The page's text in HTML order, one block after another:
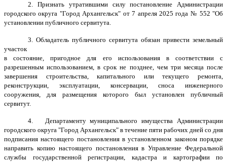
2. Признать утратившими силу постановление Администрации
городского округа "Город Архангельск" от 7 апреля 2025 года № 552 "Об
установлении публичного сервитута.
3. Обладатель публичного сервитута обязан привести земельный
участок
в состояние, пригодное для его использования в соответствии с
разрешенным использованием, в срок не позднее, чем три месяца после
завершения строительства, капитального или текущего ремонта,
реконструкции, эксплуатации, консервации, сноса инженерного
сооружения, для размещения которого был установлен публичный
сервитут.
4. Департаменту муниципального имущества Администрации
городского округа "Город Архангельск" в течение пяти рабочих дней со дня
подписания настоящего постановления в установленном законом порядке
направить копию настоящего постановления в Управление Федеральной
службы государственной регистрации, кадастра и картографии по